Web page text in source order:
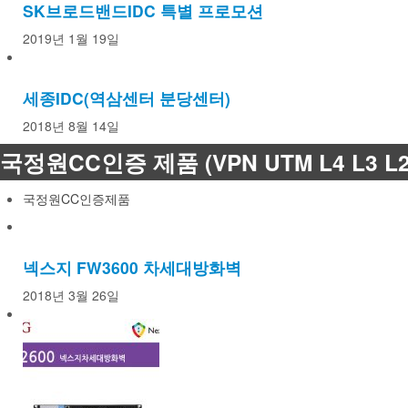
SK브로드밴드IDC 특별 프로모션
2019년 1월 19일
세종IDC(역삼센터 분당센터)
2018년 8월 14일
국정원CC인증 제품 (VPN UTM L4 L3
국정원CC인증제품
넥스지 FW3600 차세대방화벽
2018년 3월 26일